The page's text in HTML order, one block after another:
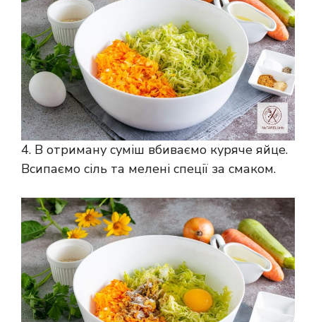
4. В отриману суміш вбиваємо куряче яйце.
Всипаємо сіль та мелені спеції за смаком.